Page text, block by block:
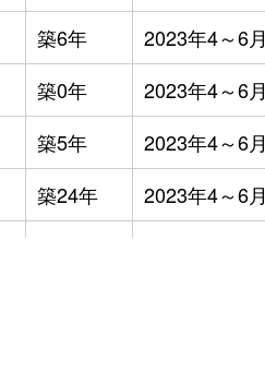
築6年
2023年4～6月
築0年
2023年4～6月
築5年
2023年4～6月
築24年
2023年4～6月